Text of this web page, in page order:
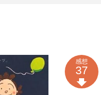
感想
37